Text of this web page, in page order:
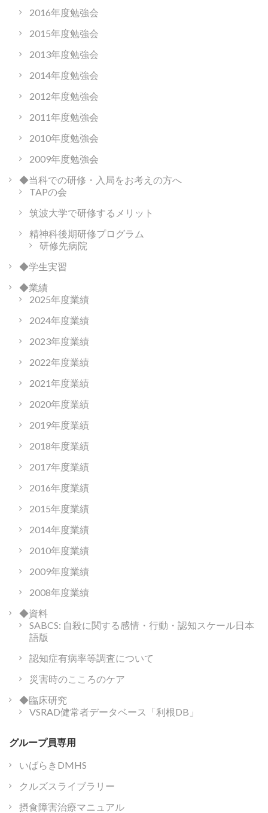
2016年度勉強会
2015年度勉強会
2013年度勉強会
2014年度勉強会
2012年度勉強会
2011年度勉強会
2010年度勉強会
2009年度勉強会
◆当科での研修・入局をお考えの方へ
TAPの会
筑波大学で研修するメリット
精神科後期研修プログラム
研修先病院
◆学生実習
◆業績
2025年度業績
2024年度業績
2023年度業績
2022年度業績
2021年度業績
2020年度業績
2019年度業績
2018年度業績
2017年度業績
2016年度業績
2015年度業績
2014年度業績
2010年度業績
2009年度業績
2008年度業績
◆資料
SABCS: 自殺に関する感情・行動・認知スケール日本
語版
認知症有病率等調査について
災害時のこころのケア
◆臨床研究
VSRAD健常者データベース「利根DB」
グループ員専用
いばらきDMHS
クルズスライブラリー
摂食障害治療マニュアル